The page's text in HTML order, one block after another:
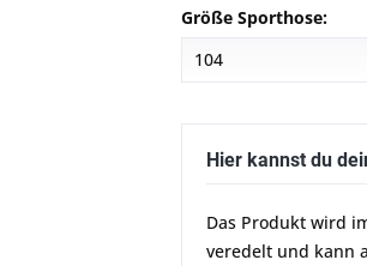
Größe Sporthose:
Hier kannst du
Das Produkt wird
veredelt und kann